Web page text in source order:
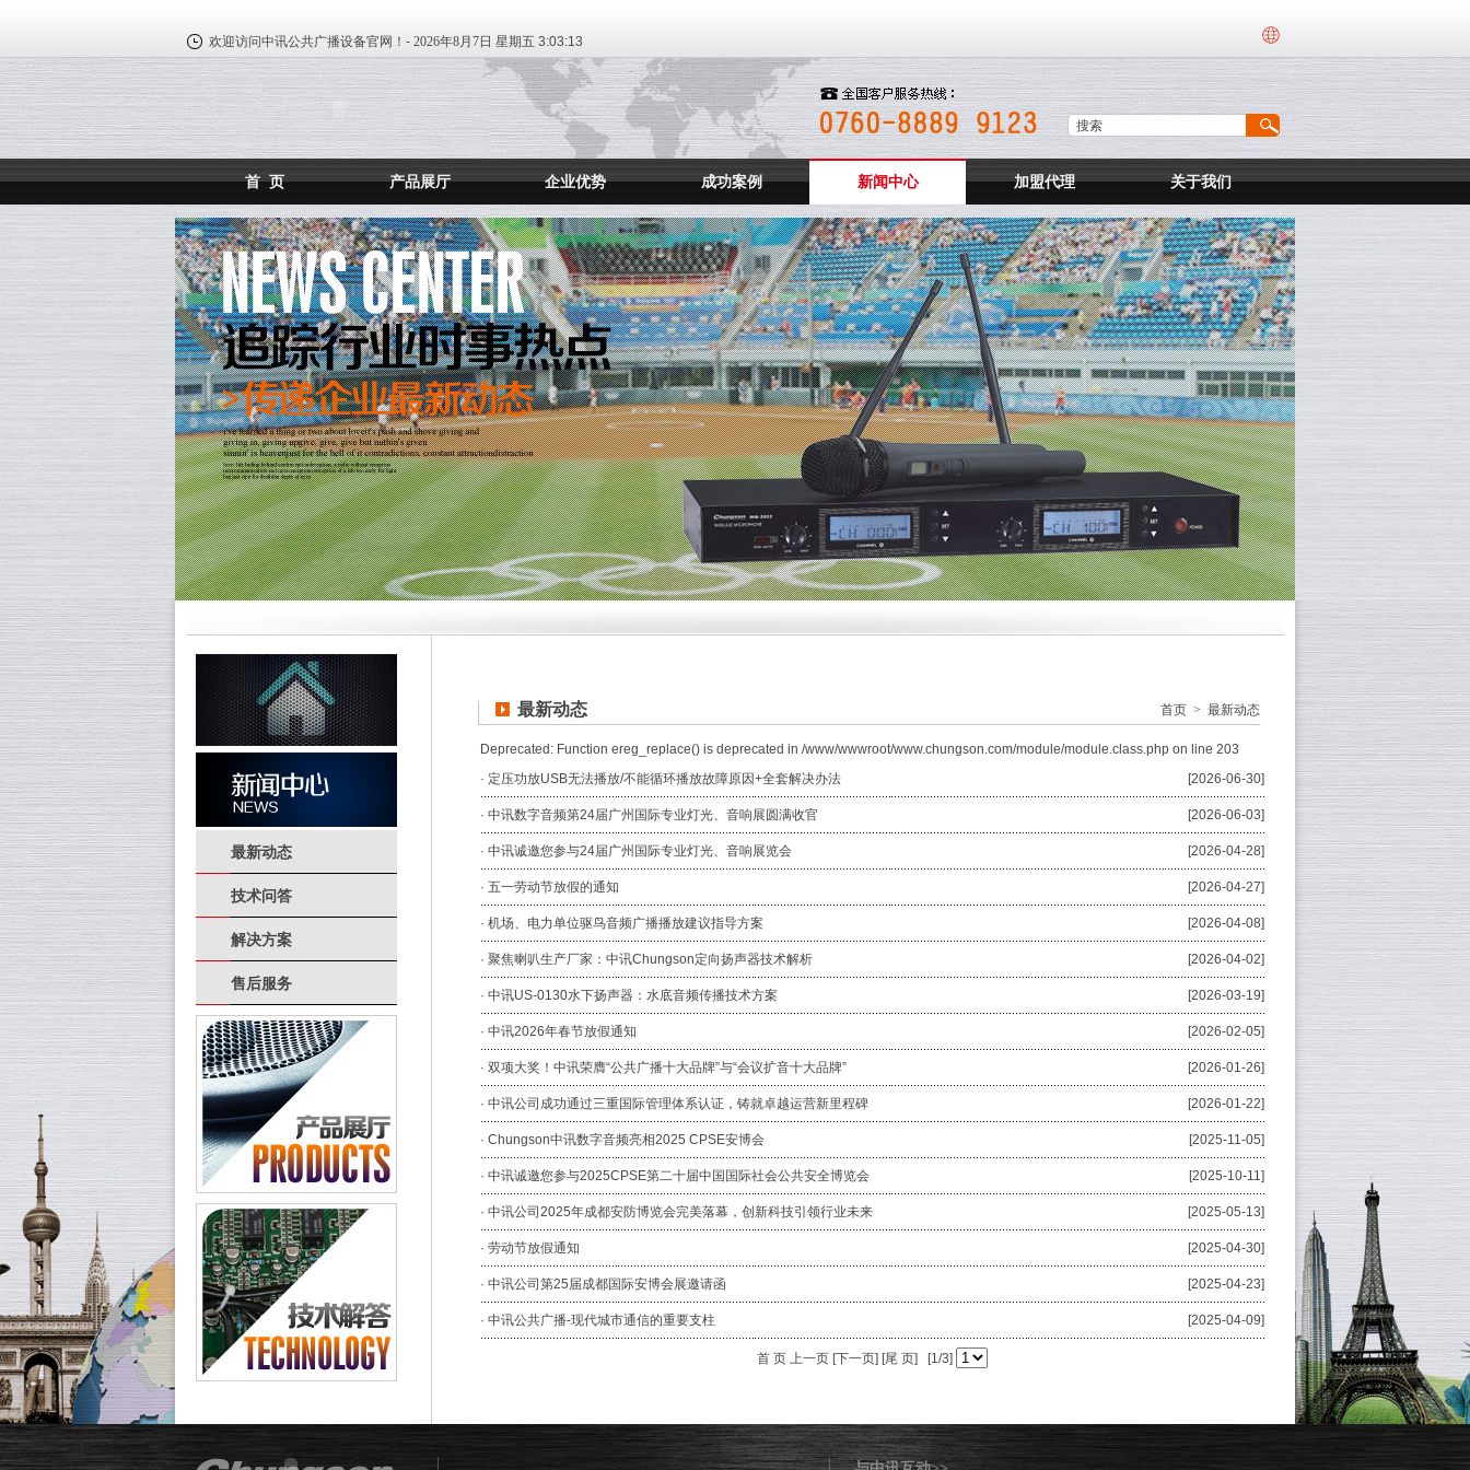
欢迎访问中讯公共广播设备官网！- 2026年8月7日 星期五 3:03:14
首 页 产品展厅 企业优势 成功案例 新闻中心 加盟代理 关于我们
最新动态
技术问答
解决方案
售后服务
最新动态 首页 > 最新动态
Deprecated: Function ereg_replace() is deprecated in /www/wwwroot/www.chungson.com/module/module.class.php on line 203
· 定压功放USB无法播放/不能循环播放故障原因+全套解决办法 [2026-06-30]
· 中讯数字音频第24届广州国际专业灯光、音响展圆满收官 [2026-06-03]
· 中讯诚邀您参与24届广州国际专业灯光、音响展览会 [2026-04-28]
· 五一劳动节放假的通知 [2026-04-27]
· 机场、电力单位驱鸟音频广播播放建议指导方案 [2026-04-08]
· 聚焦喇叭生产厂家：中讯Chungson定向扬声器技术解析 [2026-04-02]
· 中讯US-0130水下扬声器：水底音频传播技术方案 [2026-03-19]
· 中讯2026年春节放假通知 [2026-02-05]
· 双项大奖！中讯荣膺“公共广播十大品牌”与“会议扩音十大品牌” [2026-01-26]
· 中讯公司成功通过三重国际管理体系认证，铸就卓越运营新里程碑 [2026-01-22]
· Chungson中讯数字音频亮相2025 CPSE安博会 [2025-11-05]
· 中讯诚邀您参与2025CPSE第二十届中国国际社会公共安全博览会 [2025-10-11]
· 中讯公司2025年成都安防博览会完美落幕，创新科技引领行业未来 [2025-05-13]
· 劳动节放假通知 [2025-04-30]
· 中讯公司第25届成都国际安博会展邀请函 [2025-04-23]
· 中讯公共广播-现代城市通信的重要支柱 [2025-04-09]
首 页 上一页 [下一页] [尾 页] [1/3]